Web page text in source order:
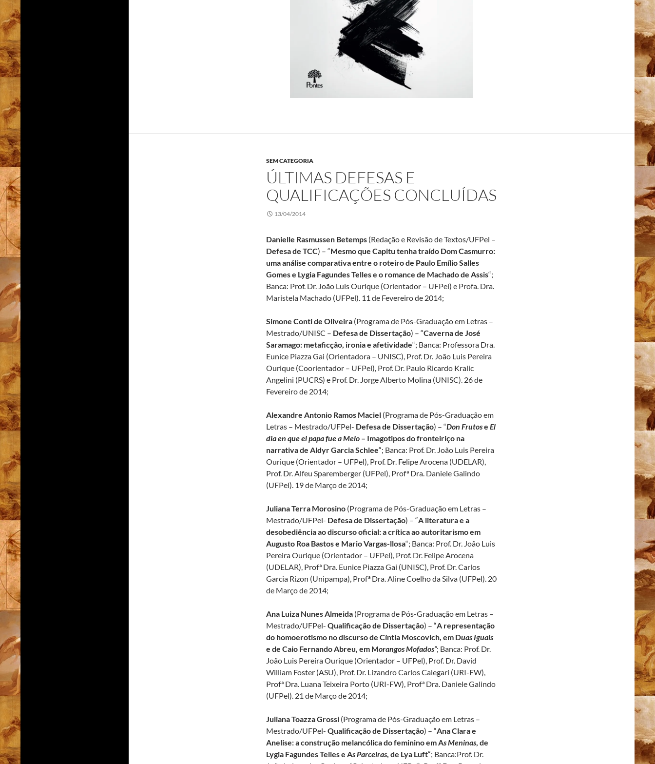
SEM CATEGORIA
ÚLTIMAS DEFESAS E
QUALIFICAÇÕES CONCLUÍDAS
13/04/2014
Danielle Rasmussen Betemps (Redação e Revisão de Textos/UFPel –
Defesa de TCC) – “Mesmo que Capitu tenha traído Dom Casmurro:
uma análise comparativa entre o roteiro de Paulo Emílio Salles
Gomes e Lygia Fagundes Telles e o romance de Machado de Assis“;
Banca: Prof. Dr. João Luis Ourique (Orientador – UFPel) e Profa. Dra.
Maristela Machado (UFPel). 11 de Fevereiro de 2014;
Simone Conti de Oliveira (Programa de Pós-Graduação em Letras –
Mestrado/UNISC – Defesa de Dissertação) – “Caverna de José
Saramago: metaficção, ironia e afetividade“; Banca: Professora Dra.
Eunice Piazza Gai (Orientadora – UNISC), Prof. Dr. João Luis Pereira
Ourique (Coorientador – UFPel), Prof. Dr. Paulo Ricardo Kralic
Angelini (PUCRS) e Prof. Dr. Jorge Alberto Molina (UNISC). 26 de
Fevereiro de 2014;
Alexandre Antonio Ramos Maciel (Programa de Pós-Graduação em
Letras – Mestrado/UFPel- Defesa de Dissertação) – “Don Frutose El
dia en que el papa fue a Melo – Imagotipos do fronteiriço na
narrativa de Aldyr Garcia Schlee“; Banca: Prof. Dr. João Luis Pereira
Ourique (Orientador – UFPel), Prof. Dr. Felipe Arocena (UDELAR),
Prof. Dr. Alfeu Sparemberger (UFPel), Profª Dra. Daniele Galindo
(UFPel). 19 de Março de 2014;
Juliana Terra Morosino (Programa de Pós-Graduação em Letras –
Mestrado/UFPel- Defesa de Dissertação) – “A literatura e a
desobediência ao discurso oficial: a crítica ao autoritarismo em
Augusto Roa Bastos e Mario Vargas-llosa“; Banca: Prof. Dr. João Luis
Pereira Ourique (Orientador – UFPel), Prof. Dr. Felipe Arocena
(UDELAR), Profª Dra. Eunice Piazza Gai (UNISC), Prof. Dr. Carlos
Garcia Rizon (Unipampa), Profª Dra. Aline Coelho da Silva (UFPel). 20
de Março de 2014;
Ana Luiza Nunes Almeida (Programa de Pós-Graduação em Letras –
Mestrado/UFPel- Qualificação de Dissertação) – “A representação
do homoerotismo no discurso de Cíntia Moscovich, em Duas Iguais
e de Caio Fernando Abreu, em Morangos Mofados“; Banca: Prof. Dr.
João Luis Pereira Ourique (Orientador – UFPel), Prof. Dr. David
William Foster (ASU), Prof. Dr. Lizandro Carlos Calegari (URI-FW),
Profª Dra. Luana Teixeira Porto (URI-FW), Profª Dra. Daniele Galindo
(UFPel). 21 de Março de 2014;
Juliana Toazza Grossi (Programa de Pós-Graduação em Letras –
Mestrado/UFPel- Qualificação de Dissertação) – “Ana Clara e
Anelise: a construção melancólica do feminino em As Meninas , de
Lygia Fagundes Telles e As Parceiras , de Lya Luft“; Banca:Prof. Dr.